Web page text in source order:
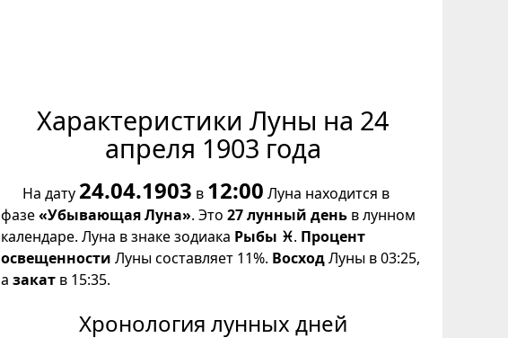
Характеристики Луны на 24
апреля 1903 года
На дату 24.04.1903 в 12:00 Луна находится в
фазе«Убывающая Луна». Это 27 лунный день в лунном
календаре. Луна в знаке зодиака Рыбы ♓. Процент
освещенности Луны составляет 11%. ВосходЛуны в 03:25,
а закат в 15:35.
Хронология лунных дней